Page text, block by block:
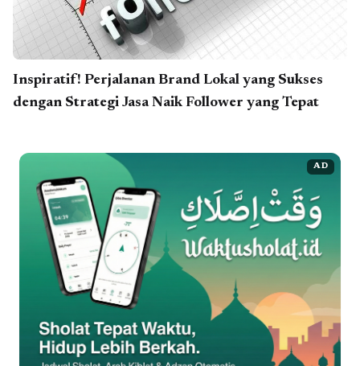
Inspiratif! Perjalanan Brand Lokal yang Sukses
dengan Strategi Jasa Naik Follower yang Tepat
AD